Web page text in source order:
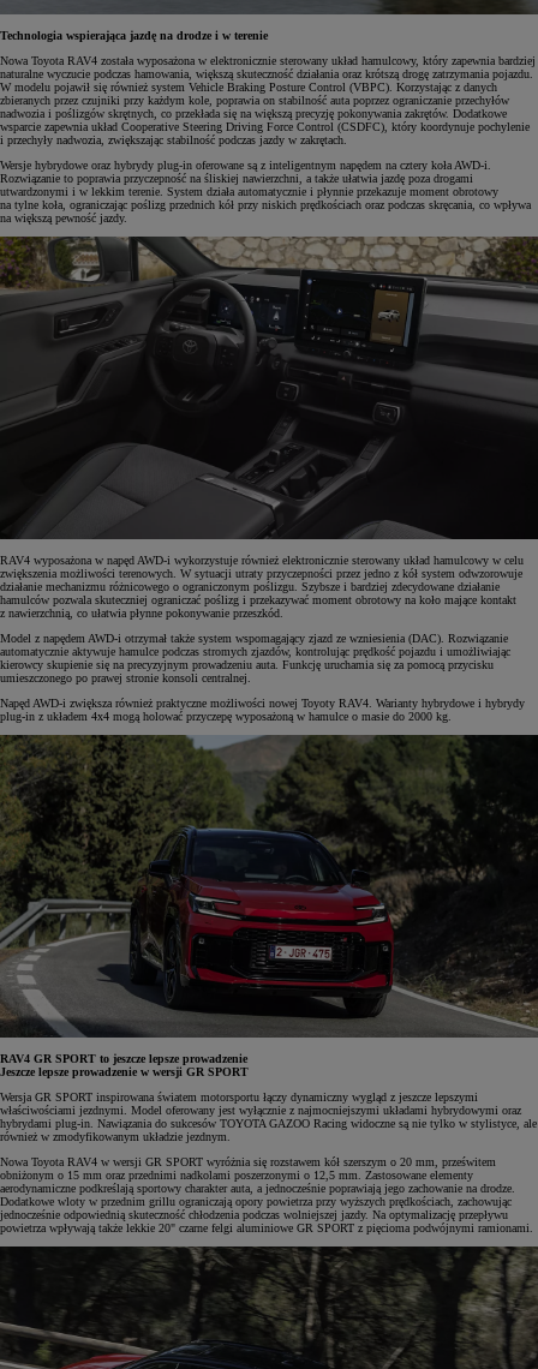
Technologia wspierająca jazdę na drodze i w terenie
Nowa Toyota RAV4 została wyposażona w elektronicznie sterowany układ hamulcowy, który zapewnia bardziej
naturalne wyczucie podczas hamowania, większą skuteczność działania oraz krótszą drogę zatrzymania pojazdu.
W modelu pojawił się również system Vehicle Braking Posture Control (VBPC). Korzystając z danych
zbieranych przez czujniki przy każdym kole, poprawia on stabilność auta poprzez ograniczanie przechyłów
nadwozia i poślizgów skrętnych, co przekłada się na większą precyzję pokonywania zakrętów. Dodatkowe
wsparcie zapewnia układ Cooperative Steering Driving Force Control (CSDFC), który koordynuje pochylenie
i przechyły nadwozia, zwiększając stabilność podczas jazdy w zakrętach.
Wersje hybrydowe oraz hybrydy plug-in oferowane są z inteligentnym napędem na cztery koła AWD-i.
Rozwiązanie to poprawia przyczepność na śliskiej nawierzchni, a także ułatwia jazdę poza drogami
utwardzonymi i w lekkim terenie. System działa automatycznie i płynnie przekazuje moment obrotowy
na tylne koła, ograniczając poślizg przednich kół przy niskich prędkościach oraz podczas skręcania, co wpływa
na większą pewność jazdy.
RAV4 wyposażona w napęd AWD-i wykorzystuje również elektronicznie sterowany układ hamulcowy w celu
zwiększenia możliwości terenowych. W sytuacji utraty przyczepności przez jedno z kół system odwzorowuje
działanie mechanizmu różnicowego o ograniczonym poślizgu. Szybsze i bardziej zdecydowane działanie
hamulców pozwala skuteczniej ograniczać poślizg i przekazywać moment obrotowy na koło mające kontakt
z nawierzchnią, co ułatwia płynne pokonywanie przeszkód.
Model z napędem AWD-i otrzymał także system wspomagający zjazd ze wzniesienia (DAC). Rozwiązanie
automatycznie aktywuje hamulce podczas stromych zjazdów, kontrolując prędkość pojazdu i umożliwiając
kierowcy skupienie się na precyzyjnym prowadzeniu auta. Funkcję uruchamia się za pomocą przycisku
umieszczonego po prawej stronie konsoli centralnej.
Napęd AWD-i zwiększa również praktyczne możliwości nowej Toyoty RAV4. Warianty hybrydowe i hybrydy
plug-in z układem 4x4 mogą holować przyczepę wyposażoną w hamulce o masie do 2000 kg.
RAV4 GR SPORT to jeszcze lepsze prowadzenie
Jeszcze lepsze prowadzenie w wersji GR SPORT
Wersja GR SPORT inspirowana światem motorsportu łączy dynamiczny wygląd z jeszcze lepszymi
właściwościami jezdnymi. Model oferowany jest wyłącznie z najmocniejszymi układami hybrydowymi oraz
hybrydami plug-in. Nawiązania do sukcesów TOYOTA GAZOO Racing widoczne są nie tylko w stylistyce, ale
również w zmodyfikowanym układzie jezdnym.
Nowa Toyota RAV4 w wersji GR SPORT wyróżnia się rozstawem kół szerszym o 20 mm, prześwitem
obniżonym o 15 mm oraz przednimi nadkolami poszerzonymi o 12,5 mm. Zastosowane elementy
aerodynamiczne podkreślają sportowy charakter auta, a jednocześnie poprawiają jego zachowanie na drodze.
Dodatkowe wloty w przednim grillu ograniczają opory powietrza przy wyższych prędkościach, zachowując
jednocześnie odpowiednią skuteczność chłodzenia podczas wolniejszej jazdy. Na optymalizację przepływu
powietrza wpływają także lekkie 20" czarne felgi aluminiowe GR SPORT z pięcioma podwójnymi ramionami.